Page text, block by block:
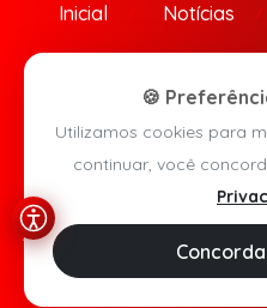
Inicial Notícias
Política de
Agora Sudoeste © 2026 -
🍪
Utilizamos cookies para
continuar, você